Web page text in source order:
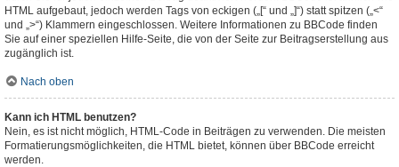
HTML aufgebaut, jedoch werden Tags von eckigen („[“ und „]“) statt spitzen („<“
und „>“) Klammern eingeschlossen. Weitere Informationen zu BBCode finden
Sie auf einer speziellen Hilfe-Seite, die von der Seite zur Beitragserstellung aus
zugänglich ist.
Nach oben
Kann ich HTML benutzen?
Nein, es ist nicht möglich, HTML-Code in Beiträgen zu verwenden. Die meisten
Formatierungsmöglichkeiten, die HTML bietet, können über BBCode erreicht
werden.